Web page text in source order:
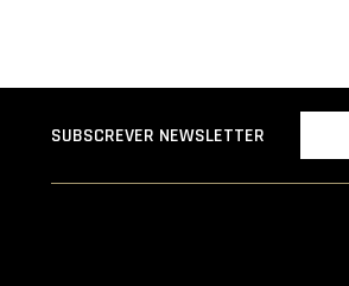
SUBSCREVER NEWSLETTER